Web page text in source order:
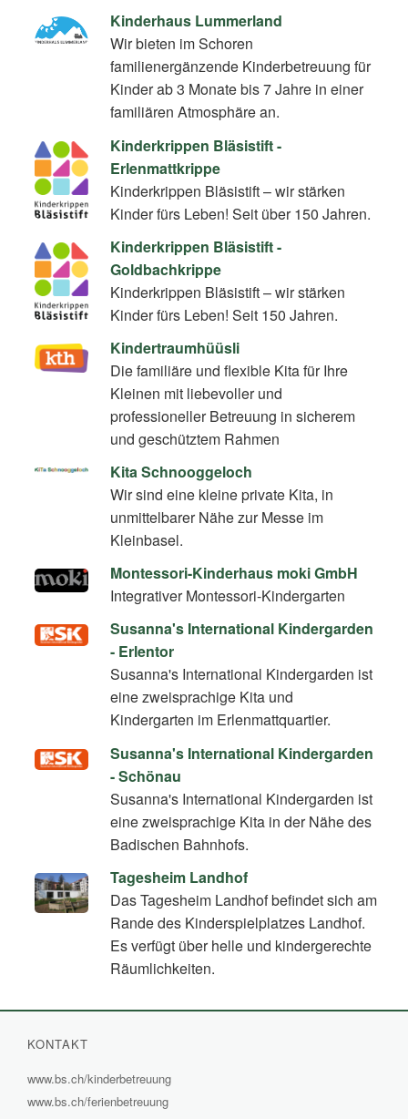
Kinderhaus Lummerland
Wir bieten im Schoren
familienergänzende Kinderbetreuung für
Kinder ab 3 Monate bis 7 Jahre in einer
familiären Atmosphäre an.
Kinderkrippen Bläsistift -
Erlenmattkrippe
Kinderkrippen Bläsistift – wir stärken
Kinder fürs Leben! Seit über 150 Jahren.
Kinderkrippen Bläsistift -
Goldbachkrippe
Kinderkrippen Bläsistift – wir stärken
Kinder fürs Leben! Seit 150 Jahren.
Kindertraumhüüsli
Die familiäre und flexible Kita für Ihre
Kleinen mit liebevoller und
professioneller Betreuung in sicherem
und geschütztem Rahmen
Kita Schnooggeloch
Wir sind eine kleine private Kita, in
unmittelbarer Nähe zur Messe im
Kleinbasel.
Montessori-Kinderhaus moki GmbH
Integrativer Montessori-Kindergarten
Susanna's International Kindergarden
- Erlentor
Susanna's International Kindergarden ist
eine zweisprachige Kita und
Kindergarten im Erlenmattquartier.
Susanna's International Kindergarden
- Schönau
Susanna's International Kindergarden ist
eine zweisprachige Kita in der Nähe des
Badischen Bahnhofs.
Tagesheim Landhof
Das Tagesheim Landhof befindet sich am
Rande des Kinderspielplatzes Landhof.
Es verfügt über helle und kindergerechte
Räumlichkeiten.
KONTAKT
www.bs.ch/kinderbetreuung
www.bs.ch/ferienbetreuung